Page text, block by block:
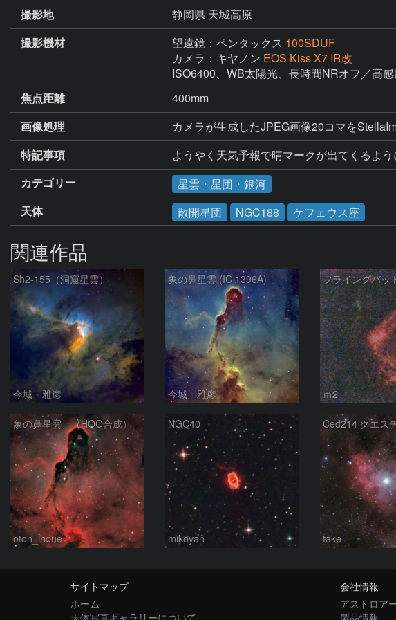
撮影地
静岡県 天城高原
撮影機材
望遠鏡：ペンタックス 100SDUF
カメラ：キヤノン EOS Kiss X7 IR改
ISO6400、WB太陽光、長時間NRオフ／高
焦点距離
400mm
画像処理
カメラが生成したJPEG画像20コマを
特記事項
ようやく天気予報で晴マークが出てくるよ
カテゴリー
星雲・星団・銀河
天体
散開星団 NGC188 ケフェウス座
関連作品
Sh2-155（洞窟星雲）
今城 雅彦
象の鼻星雲 (IC 1396A)
今城 雅彦 ｍ2
象の鼻星雲 （HOO合成）
oton_inoue
NGC40
mikoyan take
サイトマップ
ホーム
天体写真ギャラリーについて
会社情報
アストロア
製品情報